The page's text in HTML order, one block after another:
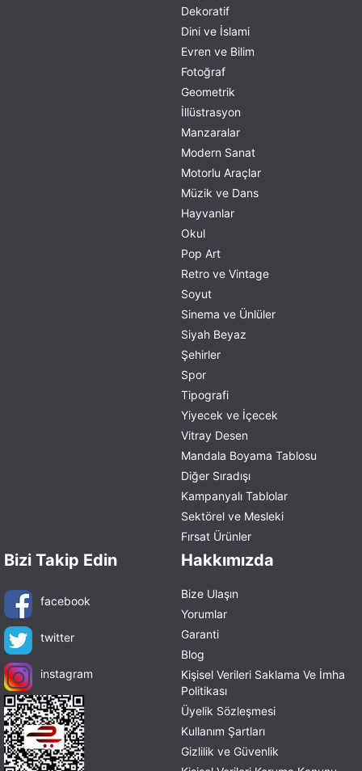
Dekoratif
Dini ve İslami
Evren ve Bilim
Fotoğraf
Geometrik
İllüstrasyon
Manzaralar
Modern Sanat
Motorlu Araçlar
Müzik ve Dans
Hayvanlar
Okul
Pop Art
Retro ve Vintage
Soyut
Sinema ve Ünlüler
Siyah Beyaz
Şehirler
Spor
Tipografi
Yiyecek ve İçecek
Vitray Desen
Mandala Boyama Tablosu
Diğer Sıradışı
Kampanyalı Tablolar
Sektörel ve Mesleki
Fırsat Ürünler
Bizi Takip Edin
facebook
twitter
instagram
Hakkımızda
Bize Ulaşın
Yorumlar
Garanti
Blog
Kişisel Verileri Saklama Ve İmha
Politikası
Üyelik Sözleşmesi
Kullanım Şartları
Gizlilik ve Güvenlik